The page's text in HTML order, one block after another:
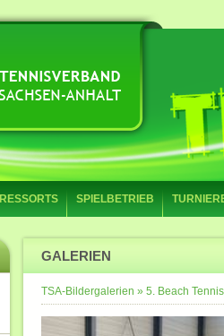
RESSORTS SPIELBETRIEB
GALERIEN
TSA-Bildergalerien » 5. Beach